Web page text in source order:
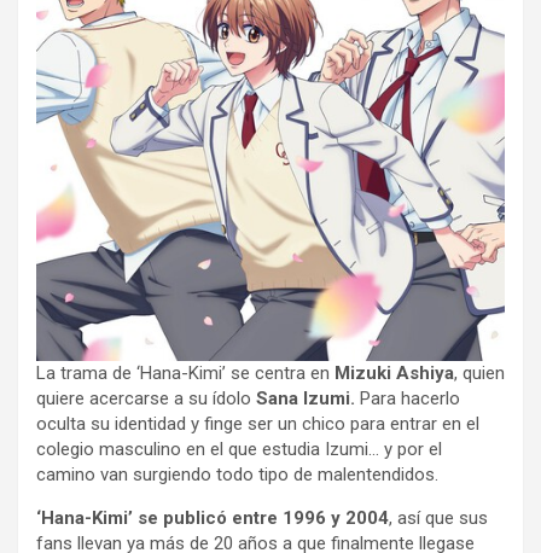
La trama de ‘Hana-Kimi’ se centra en Mizuki Ashiya, quien
quiere acercarse a su ídolo Sana Izumi. Para hacerlo
oculta su identidad y finge ser un chico para entrar en el
colegio masculino en el que estudia Izumi… y por el
camino van surgiendo todo tipo de malentendidos.
‘Hana-Kimi’ se publicó entre 1996 y 2004, así que sus
fans llevan ya más de 20 años a que finalmente llegase